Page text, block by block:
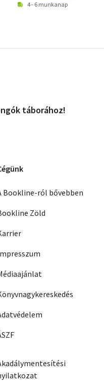
4 - 6 munkanap
táborához!
Bookline-ról bővebben
Zöld